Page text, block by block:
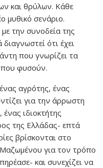
και θρύλων. Κάθε
μυθικό σενάριο.
την συνοδεία της
ότι έχει
που γνωρίζει τα
που φυσούν.
αγρότης, ένας
για την άρρωστη
ιδιοκτήτης
της Ελλάδας- επτά
βρίσκονται στο
για τον τρόπο
και συνεχίζει να